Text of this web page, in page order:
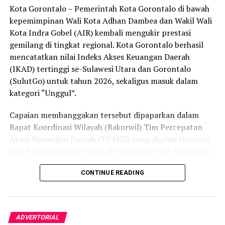
secara menyeluruh, tidak hanya menyasar pengecer
skala kecil tetapi juga distributor dan toko-toko besar
yang melanggar aturan.
Dalam daftar pemeringkatan nasional tersebut, Kota
Denpasar menempati posisi puncak dengan tingkat rasa
aman masyarakat melebihi 81 persen, disusul oleh Kota
Yogyakarta, Surakarta, Semarang, Magelang, dan
Kota Gorontalo yang berada di urutan ketujuh berhasil
mengungguli sejumlah kota berkembang lainnya di
Singkawang. Capaian ini menjadi bukti konkret bahwa
Kota Gorontalo terus bertransformasi menjadi daerah
Kota Gorontalo – Pemerintah Kota Gorontalo di bawah
kepemimpinan Wali Kota Adhan Dambea dan Wakil Wali
Kota Indra Gobel (AIR) kembali mengukir prestasi
gemilang di tingkat regional. Kota Gorontalo berhasil
mencatatkan nilai Indeks Akses Keuangan Daerah
(IKAD) tertinggi se-Sulawesi Utara dan Gorontalo
(SulutGo) untuk tahun 2026, sekaligus masuk dalam
kategori “Unggul”.
Capaian membanggakan tersebut dipaparkan dalam
Rapat Koordinasi Wilayah (Rakorwil) Tim Percepatan
Akses Keuangan Daerah (TPAKD) yang digelar Otoritas
dan Maluku Utara di Hotel NDC Resort and Spa,
Manado, Sulawesi Utara, Rabu (29/7/2026).
Delegasi Pemkot Gorontalo dipimpin langsung oleh
Wakil Wali Kota Gorontalo Indra Gobel, didampingi
Kepala Badan Pendapatan Daerah (Bapenda) Zamronie
CONTINUE READING
ADVERTORIAL